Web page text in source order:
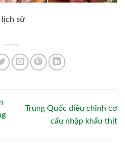
sử
Trung Quốc điều chỉnh cơ
cấu nhập khẩu thịt